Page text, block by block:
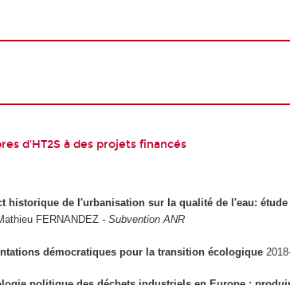
d'HT2S à des projets financés
historique de l'urbanisation sur la qualité de l'eau:
FERNANDEZ - Subvention ANR
démocratiques pour la transition écologique